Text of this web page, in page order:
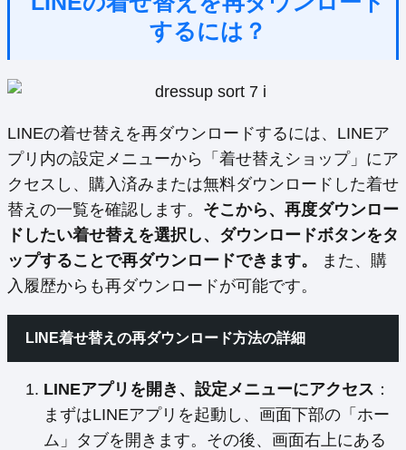
するには？
LINEの着せ替えを再ダウンロードするには、LINEア
プリ内の設定メニューから「着せ替えショップ」にア
クセスし、購入済みまたは無料ダウンロードした着せ
替えの一覧を確認します。 そこから、再度ダウンロー
ドしたい着せ替えを選択し、ダウンロードボタンをタ
ップすることで再ダウンロードできます。
また、購
入履歴からも再ダウンロードが可能です。
LINE着せ替えの再ダウンロード方法の詳細
LINEアプリを開き、設定メニューにアクセス ：
まずはLINEアプリを起動し、画面下部の「ホー
ム」タブを開きます。その後、画面右上にある